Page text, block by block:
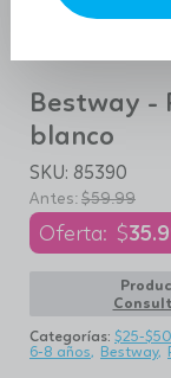
Bestway -
blanco
SKU: 85390
$59.99
$
Categorías: $25-$50
6-8 años
Bestway